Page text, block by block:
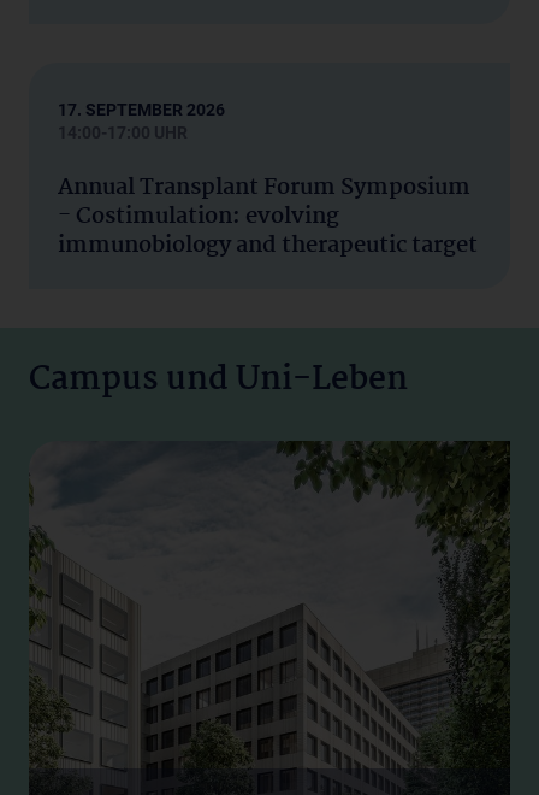
17. SEPTEMBER 2026
14:00-17:00 UHR
Annual Transplant Forum Symposium
- Costimulation: evolving
immunobiology and therapeutic target
Campus und Uni-Leben